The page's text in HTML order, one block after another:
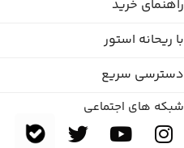
راهنمای خرید
با ریحانه استور
دسترسی سریع
شبکه های اجتماعی